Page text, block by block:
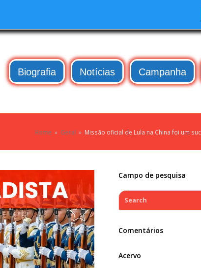
Biografia Notícias Campanha
Home » Geral » Missão oficial de Lula na China foi um
Campo de pesquisa
Search
Comentários
Acervo